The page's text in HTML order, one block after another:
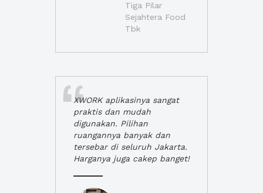
Tiga Pilar
Sejahtera Food
Tbk
XWORK aplikasinya sangat
praktis dan mudah
digunakan. Pilihan
ruangannya banyak dan
tersebar di seluruh Jakarta.
Harganya juga cakep banget!